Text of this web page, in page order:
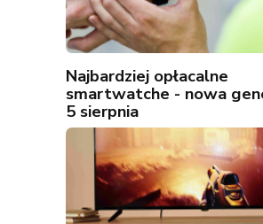
Najbardziej opłacalne
smartwatche - nowa
5 sierpnia